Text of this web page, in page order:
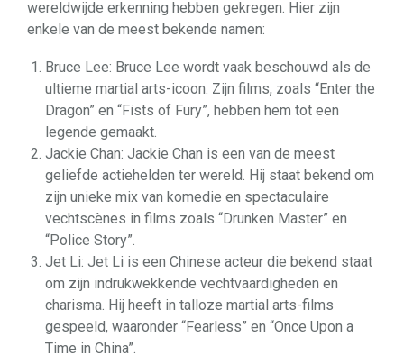
wereldwijde erkenning hebben gekregen. Hier zijn
enkele van de meest bekende namen:
Bruce Lee: Bruce Lee wordt vaak beschouwd als de
ultieme martial arts-icoon. Zijn films, zoals “Enter the
Dragon” en “Fists of Fury”, hebben hem tot een
legende gemaakt.
Jackie Chan: Jackie Chan is een van de meest
geliefde actiehelden ter wereld. Hij staat bekend om
zijn unieke mix van komedie en spectaculaire
vechtscènes in films zoals “Drunken Master” en
“Police Story”.
Jet Li: Jet Li is een Chinese acteur die bekend staat
om zijn indrukwekkende vechtvaardigheden en
charisma. Hij heeft in talloze martial arts-films
gespeeld, waaronder “Fearless” en “Once Upon a
Time in China”.